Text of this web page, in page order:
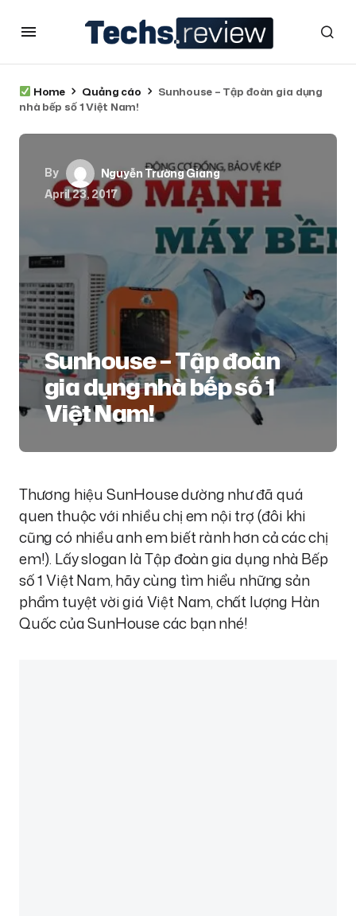
Home Quảng cáo
Sunhouse – Tập đoàn gia dụng
nhà bếp số 1 Việt Nam!
By
Nguyễn Trường Giang
April 23, 2017
Sunhouse – Tập đoàn
gia dụng nhà bếp số 1
Việt Nam!
Thương hiệu SunHouse dường như đã quá
quen thuộc với nhiều chị em nội trợ (đôi khi
cũng có nhiều anh em biết rành hơn cả các chị
em!). Lấy slogan là Tập đoàn gia dụng nhà Bếp
số 1 Việt Nam, hãy cùng tìm hiểu những sản
phẩm tuyệt vời giá Việt Nam, chất lượng Hàn
Quốc của SunHouse các bạn nhé!